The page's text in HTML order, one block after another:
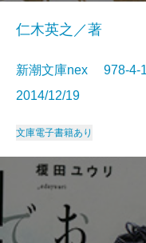
仁木英之／著
新潮文庫nex 978-
2014/12/19
文庫電子書籍あり